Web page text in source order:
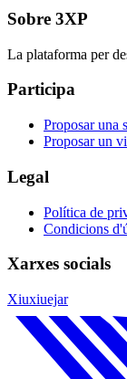
Sobre 3XP
La plataforma per
Participa
Proposar una
Proposar un
Legal
Política de
Condicions
Xarxes socials
Xiuxiuejar